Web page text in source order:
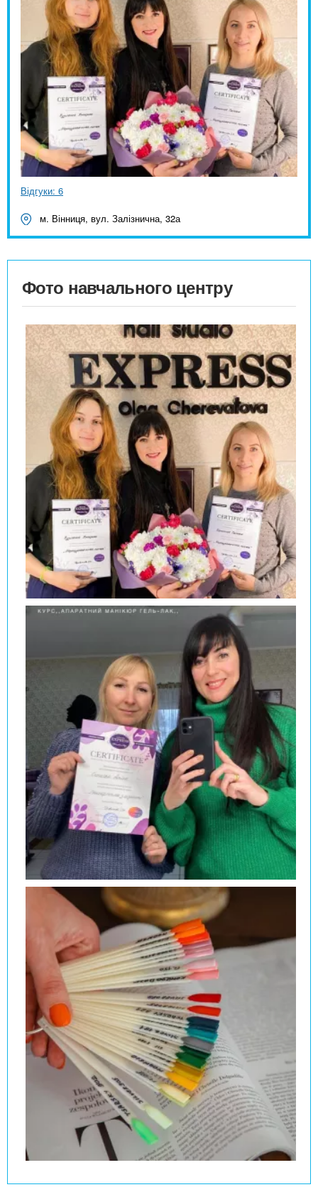
Відгуки: 6
м. Вінниця, вул. Залізнична, 32а
Фото навчального центру